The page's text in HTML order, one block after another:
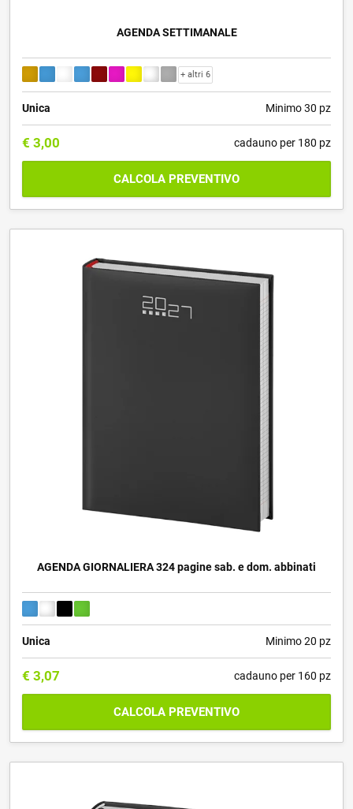
AGENDA SETTIMANALE
+ altri 6
Unica Minimo 30 pz
€ 3,00 cadauno per 180 pz
CALCOLA PREVENTIVO
AGENDA GIORNALIERA 324 pagine sab. e dom. abbinati
Unica Minimo 20 pz
€ 3,07 cadauno per 160 pz
CALCOLA PREVENTIVO